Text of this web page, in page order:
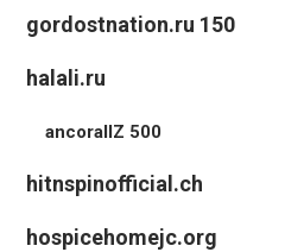
gordostnation.ru 150
halali.ru
ancorallZ 500
hitnspinofficial.ch
hospicehomejc.org